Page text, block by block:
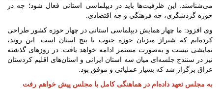
می‌شناسند. این ظرفیت‌ها باید در دیپلماسی استانی فعال شود؛ چه در
حوزه گردشگری، چه فرهنگی و چه اقتصادی.
وی افزود: ما چهار همایش دیپلماسی استانی در چهار حوزه کشور طراحی
کرده‌ایم که شیراز میزبان حوزه جنوب با پنج استان است. این روند،
نمایشی نیست و به‌صورت مستمر ادامه خواهد یافت. در روزهای گذشته
نیز در سنندج جلسه‌ای میان سه استان ایرانی و استان‌های اقلیم کردستان
عراق برگزار شد که بسیار عملیاتی و موفق بود.
به مجلس تعهد داده‌ام در هماهنگی کامل با مجلس پیش خواهم رفت